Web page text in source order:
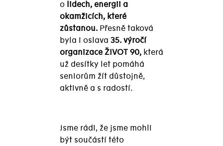
o lidech, energii a
okamžicích, které
zůstanou. Přesně taková
byla i oslava 35. výročí
organizace ŽIVOT 90, která
už desítky let pomáhá
seniorům žít důstojně,
aktivně a s radostí.
Jsme rádi, že jsme mohli
být součástí této